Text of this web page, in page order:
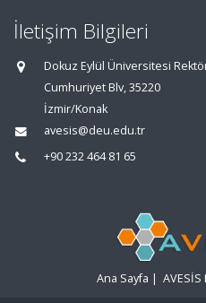
İletişim Bilgileri
Dokuz Eylül Üniversitesi
Cumhuriyet Blv, 35220
İzmir/Konak
avesis@deu.edu.tr
+90 232 464 81 65
Ana Sayfa | AVESİS